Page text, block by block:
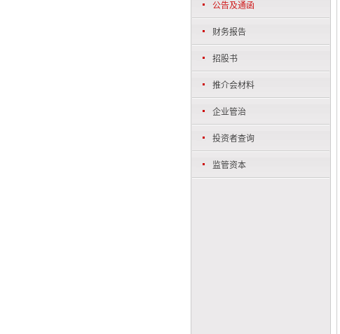
公告及通函
财务报告
招股书
推介会材料
企业管治
投资者查询
监管资本